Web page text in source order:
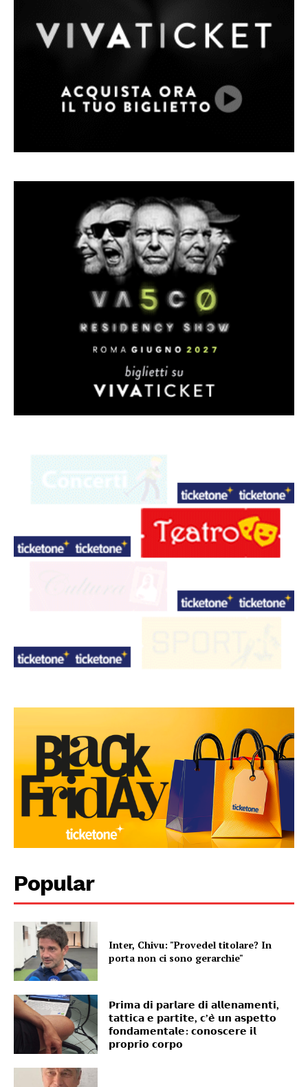
Popular
Inter, Chivu: "Provedel titolare? In
porta non ci sono gerarchie"
𝗣𝗿𝗶𝗺𝗮 𝗱𝗶 𝗽𝗮𝗿𝗹𝗮𝗿𝗲 𝗱𝗶 𝗮𝗹𝗹𝗲𝗻𝗮𝗺𝗲𝗻𝘁𝗶,
𝘁𝗮𝘁𝘁𝗶𝗰𝗮 𝗲 𝗽𝗮𝗿𝘁𝗶𝘁𝗲, 𝗰’𝗲̀ 𝘂𝗻 𝗮𝘀𝗽𝗲𝘁𝘁𝗼
𝗳𝗼𝗻𝗱𝗮𝗺𝗲𝗻𝘁𝗮𝗹𝗲: 𝗰𝗼𝗻𝗼𝘀𝗰𝗲𝗿𝗲 𝗶𝗹
𝗽𝗿𝗼𝗽𝗿𝗶𝗼 𝗰𝗼𝗿𝗽𝗼